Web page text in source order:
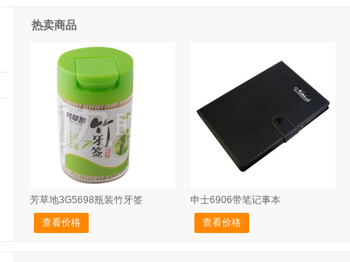
热卖商品
芳草地3G5698瓶装竹牙签
查看价格
申士6906带笔记事本
查看价格